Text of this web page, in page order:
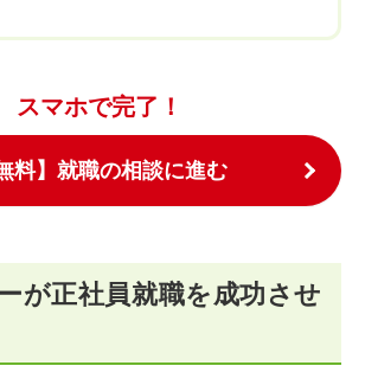
スマホで完了！
料】就職の相談に進む
が正社員就職を成功させ